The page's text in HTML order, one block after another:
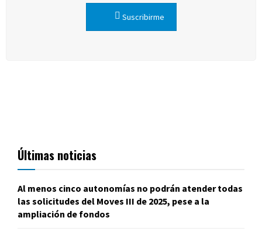
Suscribirme
Últimas noticias
Al menos cinco autonomías no podrán atender todas
las solicitudes del Moves III de 2025, pese a la
ampliación de fondos